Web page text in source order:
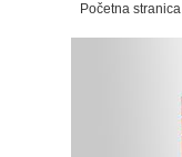
Početna stranica